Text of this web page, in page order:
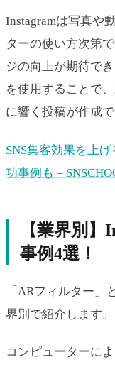
Instagramは写真や
ターの使い方次第
ジの向上が期待で
を使用することで
に響く投稿が作成で
SNS集客効果を上
功事例も –
【業界別
事例4選！
「ARフィルター
界別で紹介します。
コンピューターに